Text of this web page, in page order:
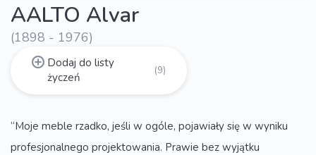
AALTO Alvar
(1898 - 1976)
Dodaj do listy
życzeń
(9)
“Moje meble rzadko, jeśli w ogóle, pojawiały się w wyniku
profesjonalnego projektowania. Prawie bez wyjątku